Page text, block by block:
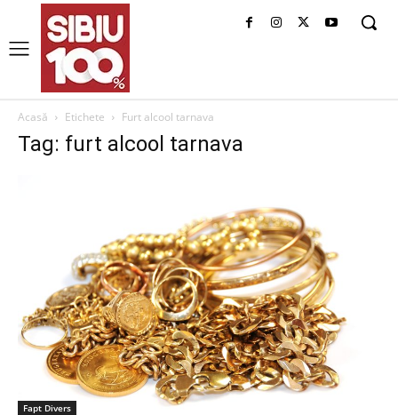
Acasă Etichete Furt alcool tarnava
Tag: furt alcool tarnava
Fapt Divers